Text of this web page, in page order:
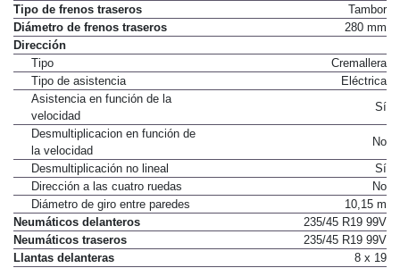
Tipo de frenos traseros
Tambor
Diámetro de frenos traseros
280 mm
Dirección
Tipo
Cremallera
Tipo de asistencia
Eléctrica
Asistencia en función de la
velocidad
Sí
Desmultiplicacion en función de
la velocidad
No
Desmultiplicación no lineal
Sí
Dirección a las cuatro ruedas
No
Diámetro de giro entre paredes
10,15 m
Neumáticos delanteros
235/45 R19 99V
Neumáticos traseros
235/45 R19 99V
Llantas delanteras
8 x 19